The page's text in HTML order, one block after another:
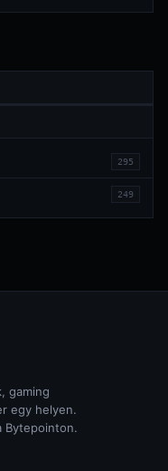
295
249
gaming
egy helyen.
Bytepointon.